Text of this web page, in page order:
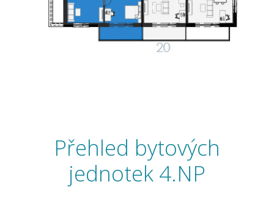
Přehled bytových
jednotek 4.NP